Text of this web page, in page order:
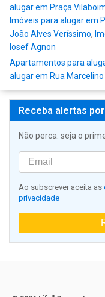
alugar em Praça
Imóveis para alugar em
João Alves Veríssimo,
Iosef Agnon
Apartamentos para
alugar em Rua
Receba alertas por
Não perca: seja o
Ao subscrever aceita as
privacidade